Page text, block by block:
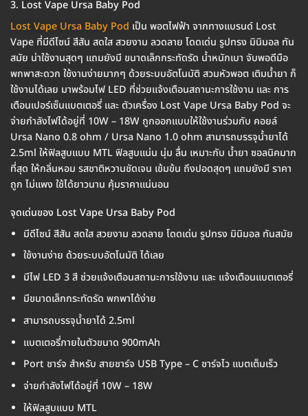
3. Lost Vape Ursa Baby Pod
Lost Vape Ursa Baby Pod เป็น พอตไฟฟ้า จากทางแบรนด์ Lost
Vape ที่มีดีไซน์ สีสัน สดใส สวยงาม ลวดลาย โดดเด่น รูปทรง มินิมอล ทัน
สมัย น่าใช้งานสุดๆ แถมยังมี ขนาดเล็กกระทัดรัด น้ำหนักเบา จับพอดีมือ
พกพาสะดวก ใช้งานง่ายมากๆ ด้วยระบบอัตโนมัติ สวมหัวพอต เติมน้ำยา ก็
ใช้งานได้เลย มาพร้อมไฟ LED ที่ช่วยแจ้งเตือนสถานะการใช้งาน และ การ
เตือนเปอร์เซ็นแบตเตอรี่ และ ตัวเครื่อง Lost Vape Ursa Baby Pod จะ
จ่ายกำลังไฟได้อยู่ที่ 10W – 18W ถูกออกแบบให้ใช้งานร่วมกับ คอยล์
Ursa Nano 0.8 ohm / Ursa Nano 1.0 ohm สามารถบรรจุน้ำยาได้
2.5ml ให้ฟิลสูบแบบ MTL ฟิลสูบแน่น นุ่ม ลื่น เหมาะกับ น้ำยา ซอลนิคมาก
ที่สุด ให้กลิ่นหอม รสชาติหวานชัดเจน เข้มข้น ถึงปอดสุดๆ แถมยังมี ราคา
ถูก ไม่แพง ใช้ได้ยาวนาน คุ้มราคาแน่นอน
จุดเด่นของ Lost Vape Ursa Baby Pod
มีดีไซน์ สีสัน สดใส สวยงาม ลวดลาย โดดเด่น รูปทรง มินิมอล ทันสมัย
ใช้งานง่าย ด้วยระบบอัตโนมัติ ได้เลย
มีไฟ LED 3 สี ช่วยแจ้งเตือนสถานะการใช้งาน และ แจ้งเตือนแบตเตอรี่
มีขนาดเล็กกระทัดรัด พกพาได้ง่าย
สามารถบรรจุน้ำยาได้ 2.5ml
แบตเตอรี่ภายในตัวขนาด 900mAh
Port ชาร์จ สำหรับ สายชาร์จ USB Type – C ชาร์จไว แบตเต็มเร็ว
จ่ายกำลังไฟได้อยู่ที่ 10W – 18W
ให้ฟิลสูบแบบ MTL